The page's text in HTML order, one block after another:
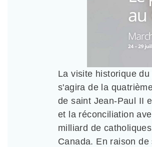
La visite historique
s'agira de la
de saint Jean-Paul II
et la réconciliation
milliard de
Canada. En raison